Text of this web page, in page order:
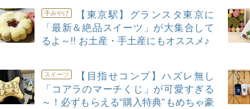
手みやげ
【東京駅】グランスタ東京に
「最新＆絶品スイーツ」が大集合して
るよ～!! お土産・手土産にもオススメ♪
スイーツ
【目指せコンプ】ハズレ無し
「コアラのマーチくじ」が可愛すぎる
～！必ずもらえる“購入特典”もめちゃ豪